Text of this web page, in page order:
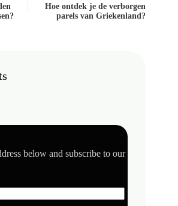
Hoe ontdek je de verborgen
parels van Griekenland?
below and subscribe to our